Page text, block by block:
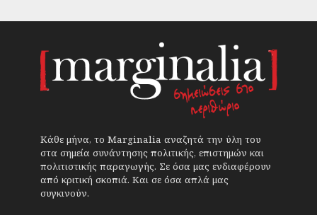
Κάθε μήνα, το Marginalia αναζητά την ύλη του
στα σημεία συνάντησης πολιτικής, επιστημών και
πολιτιστικής παραγωγής. Σε όσα μας ενδιαφέρουν
από κριτική σκοπιά. Και σε όσα απλά μας
συγκινούν.